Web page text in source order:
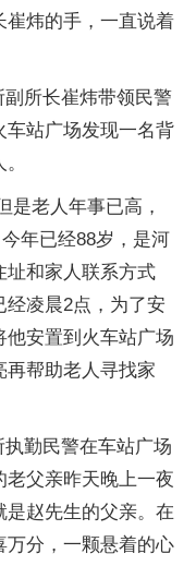
崔炜的手，一直说着
所长崔炜带领民警
车站广场发现一名背
是老人年事已高，
年已经88岁，是河
址和家人联系方式
经凌晨2点，为了安
安置到火车站广场
再帮助老人寻找家
勤民警在车站广场
父亲昨天晚上一夜
赵先生的父亲。在
万分，一颗悬着的心